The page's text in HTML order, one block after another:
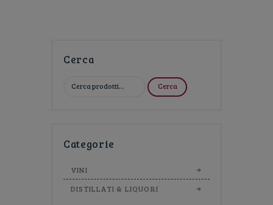
Cerca
Cerca: Cerca
Categorie
VINI
DISTILLATI & LIQUORI